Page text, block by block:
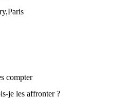
compter
je les affronter ?